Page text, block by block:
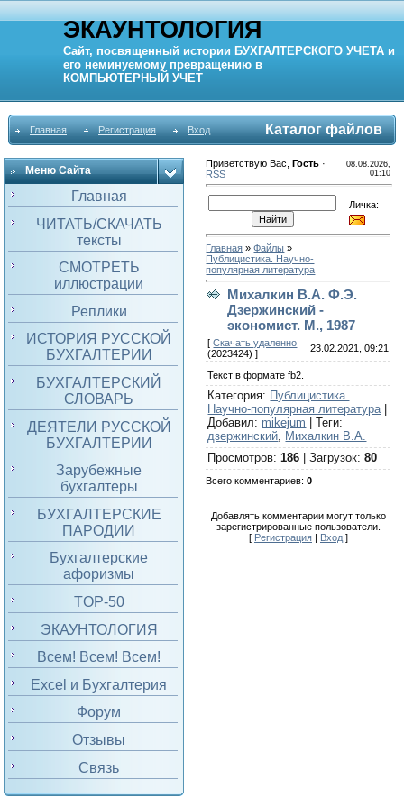
ЭКАУНТОЛОГИЯ
Сайт, посвященный истории БУХГАЛТЕРСКОГО УЧЕТА и
его неминуемому превращению в
КОМПЬЮТЕРНЫЙ УЧЕТ
Главная Регистрация Вход Каталог файлов
Меню Сайта
Главная
ЧИТАТЬ/СКАЧАТЬ
тексты
СМОТРЕТЬ
иллюстрации
Реплики
ИСТОРИЯ РУССКОЙ
БУХГАЛТЕРИИ
БУХГАЛТЕРСКИЙ
СЛОВАРЬ
ДЕЯТЕЛИ РУССКОЙ
БУХГАЛТЕРИИ
Зарубежные
бухгалтеры
БУХГАЛТЕРСКИЕ
ПАРОДИИ
Бухгалтерские
афоризмы
TOP-50
ЭКАУНТОЛОГИЯ
Всем! Всем! Всем!
Excel и Бухгалтерия
Форум
Отзывы
Связь
Приветствую Вас ,Гость ·
RSS
08.08.2026,
01:10
Личка:
Главная »Файлы »
Публицистика. Научно-
популярная литература
Михалкин В.А. Ф.Э.
Дзержинский -
экономист. М., 1987
[Скачать удаленно
(2023424) ]
23.02.2021, 09:21
Текст в формате fb2.
Категория: Публицистика.
Научно-популярная литература|
Добавил: mikejum |Теги:
дзержинский, Михалкин В.А.
Просмотров:186 |Загрузок:80
Всего комментариев:0
Добавлять комментарии могут только
зарегистрированные пользователи.
[ Регистрация| Вход]